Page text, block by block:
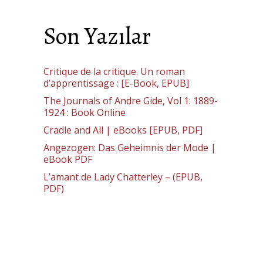
Son Yazılar
Critique de la critique. Un roman
d’apprentissage : [E-Book, EPUB]
The Journals of Andre Gide, Vol 1: 1889-
1924 : Book Online
Cradle and All | eBooks [EPUB, PDF]
Angezogen: Das Geheimnis der Mode |
eBook PDF
L’amant de Lady Chatterley – (EPUB,
PDF)